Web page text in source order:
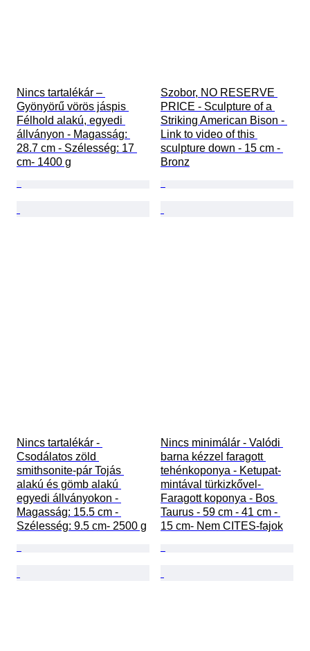
Nincs tartalékár –
Gyönyörű vörös jáspis
Félhold alakú, egyedi
állványon - Magasság:
28.7 cm - Szélesség: 17
cm- 1400 g
Szobor, NO RESERVE
PRICE - Sculpture of a
Striking American Bison -
Link to video of this
sculpture down - 15 cm -
Bronz
Nincs tartalékár -
Csodálatos zöld
smithsonite-pár Tojás
alakú és gömb alakú
egyedi állványokon -
Magasság: 15.5 cm -
Szélesség: 9.5 cm- 2500 g
Nincs minimálár - Valódi
barna kézzel faragott
tehénkoponya - Ketupat-
mintával türkizkővel-
Faragott koponya - Bos
Taurus - 59 cm - 41 cm -
15 cm- Nem CITES-fajok